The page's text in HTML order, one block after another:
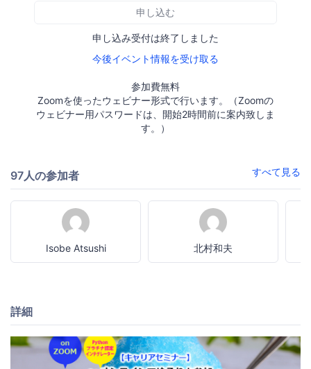
申し込む
申し込み受付は終了しました
今後イベント情報を受け取る
参加費無料
Zoomを使ったウェビナー形式で行います。（Zoomの
ウェビナー用パスワードは、開始2時間前に案内致しま
す。）
97人の参加者 すべて見る
Isobe Atsushi 北村和夫
詳細